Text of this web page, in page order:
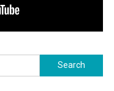
Search
for: